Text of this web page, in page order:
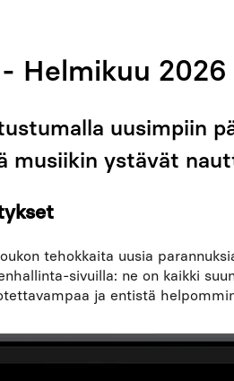
Helmikuu 2026
uusimpiin
musiikin ystävät
tehokkaita uusia
sivuilla: ne on kaikki
ja entistä